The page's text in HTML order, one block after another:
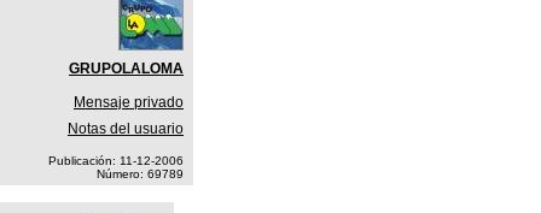
GRUPOLALOMA
Mensaje privado
Notas del usuario
Publicación: 11-12-2006
Número: 69789